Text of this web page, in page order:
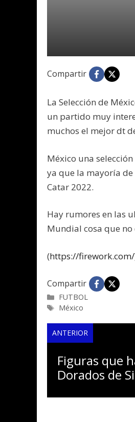
Compartir
La Selección de
un partido muy
muchos el mejor dt
México una
ya que la mayoría
Catar 2022.
Hay rumores en las
Mundial cosa que no
(https://firework.com/
Compartir
Categorías
FUTBOL
Etiquetas
México
ANTERIOR
Figuras que
Dorados de